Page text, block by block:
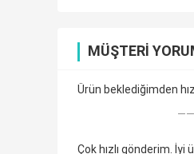
MÜŞTERI
Ürün beklediğimden
——
Çok hızlı gönderim. İyi